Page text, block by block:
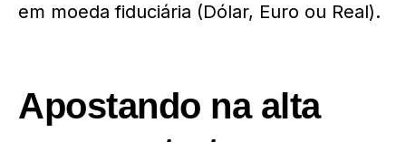
em moeda fiduciária (Dólar, Euro ou Real).
Apostando na alta